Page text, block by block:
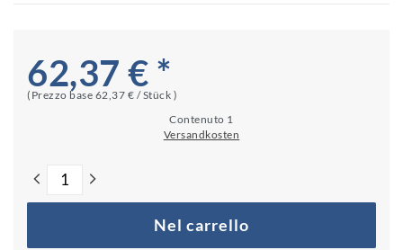
62,37 € *
(Prezzo base 62,37 € / Stück )
Contenuto 1
Versandkosten
Nel carrello